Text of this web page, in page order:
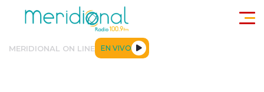
Click acá para ir directamente al contenido
MERIDIONAL ON LINE EN VIVO